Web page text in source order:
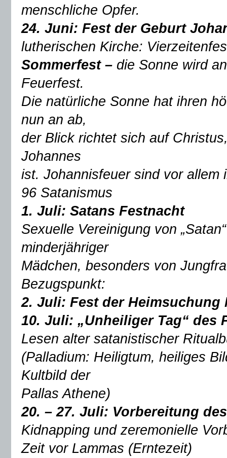
menschliche Opfer.
24. Juni: Fest der Geburt
lutherischen Kirche:
Sommerfest – die Sonne wird
Feuerfest.
Die natürliche Sonne hat ihren
nun an ab,
der Blick richtet sich auf
Johannes
ist. Johannisfeuer sind vor allem
96 Satanismus
1. Juli: Satans Festnacht
Sexuelle Vereinigung von
minderjähriger
Mädchen, besonders von
Bezugspunkt:
2. Juli: Fest der Heimsuchung
10. Juli: „Unheiliger Tag“ des
Lesen alter satanistischer
(Palladium: Heiligtum, heiliges
Kultbild der
Pallas Athene)
20. – 27. Juli: Vorbereitung
Kidnapping und zeremonielle
Zeit vor Lammas (Erntezeit)